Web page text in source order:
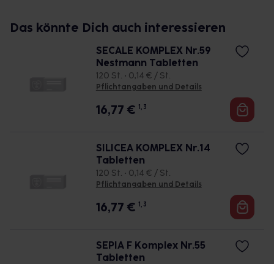
Das könnte Dich auch interessieren
SECALE KOMPLEX Nr.59
Nestmann Tabletten
120 St. • 0,14 € / St.
Pflichtangaben und Details
16,77 € 1, 3
SILICEA KOMPLEX Nr.14
Tabletten
120 St. • 0,14 € / St.
Pflichtangaben und Details
16,77 € 1, 3
SEPIA F Komplex Nr.55
Tabletten